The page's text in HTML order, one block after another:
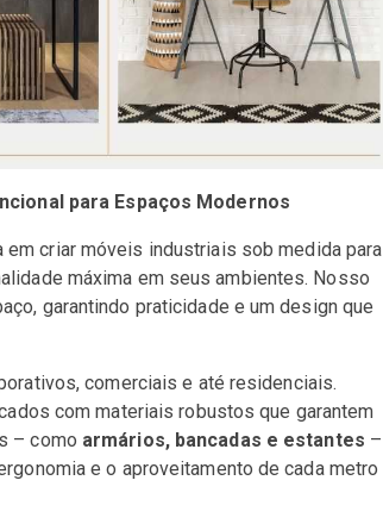
para Espaços Modernos
criar móveis industriais sob medida para
máxima em seus ambientes. Nosso
garantindo praticidade e um design que
comerciais e até residenciais.
com materiais robustos que garantem
– como armários, bancadas e estantes –
e o aproveitamento de cada metro